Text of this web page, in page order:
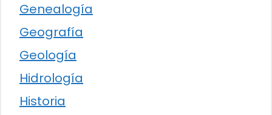
Genealogía
Geografía
Geología
Hidrología
Historia